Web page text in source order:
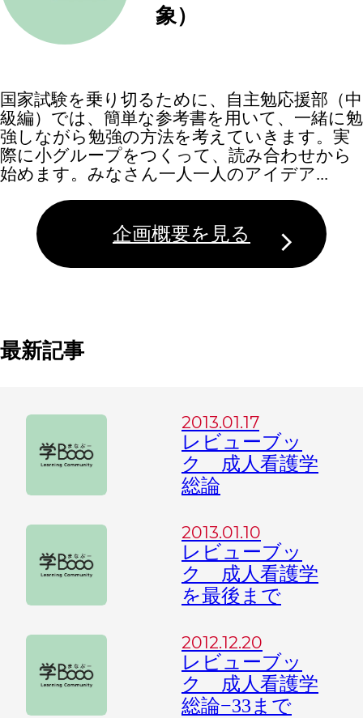
象）
国家試験を乗り切るために、自主勉応援部（中
級編）では、簡単な参考書を用いて、一緒に勉
強しながら勉強の方法を考えていきます。実
際に小グループをつくって、読み合わせから
始めます。みなさん一人一人のアイデア...
企画概要を見る
最新記事
2013.01.17
レビューブッ
ク 成人看護学
総論
2013.01.10
レビューブッ
ク 成人看護学
を最後まで
2012.12.20
レビューブッ
ク 成人看護学
総論−33まで